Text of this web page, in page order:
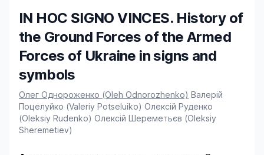
IN HOC SIGNO VINCES. History of
the Ground Forces of the Armed
Forces of Ukraine in signs and
symbols
Product information
Олег Однороженко (Oleh Odnorozhenko) Валерій
Поцелуйко (Valeriy Potseluiko) Олексій Руденко
(Oleksiy Rudenko) Олексій Шереметьєв (Oleksiy
Sheremetiev)